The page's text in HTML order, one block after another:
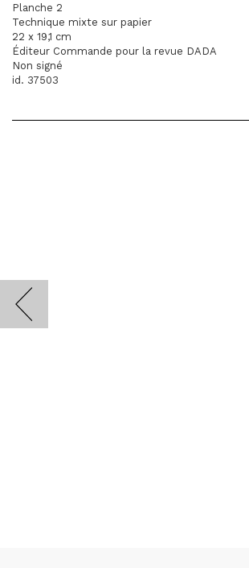
Planche 2
Technique mixte sur papier
22 x 19,1 cm
Éditeur Commande pour la revue DADA
Non signé
id. 37503